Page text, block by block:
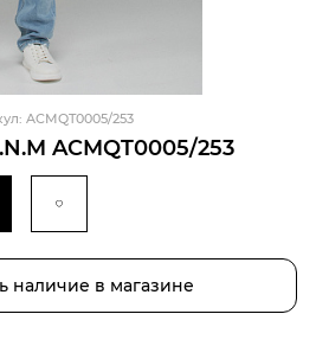
ACMQT0005/253
ACMQT0005/253
наличие в магазине